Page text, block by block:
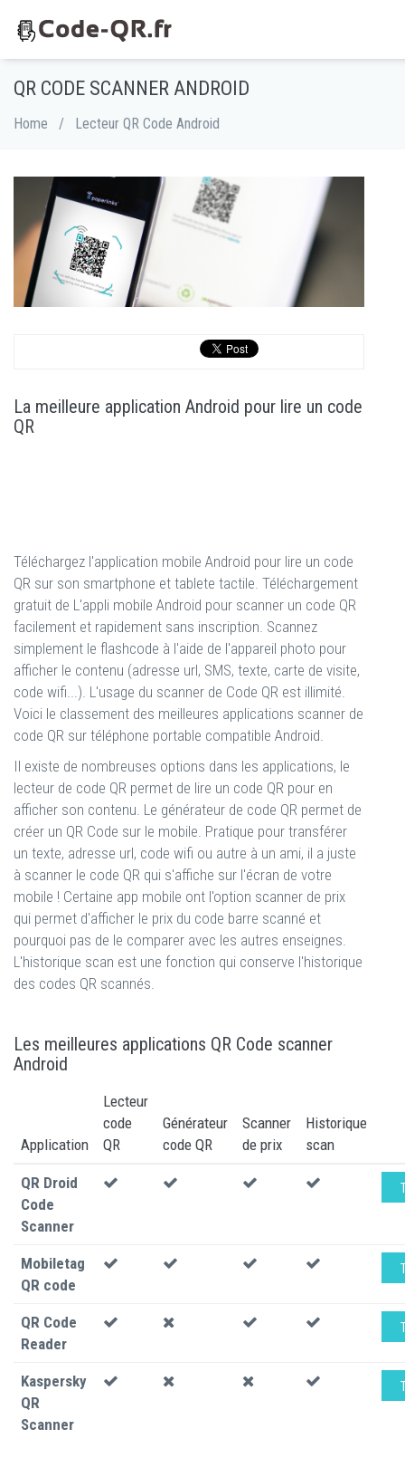
QR CODE SCANNER ANDROID
Home / Lecteur QR Code Android
La meilleure application Android pour lire un code
QR
Téléchargez l'application mobile Android pour lire un code
QR sur son smartphone et tablete tactile. Téléchargement
gratuit de L'appli mobile Android pour scanner un code QR
facilement et rapidement sans inscription. Scannez
simplement le flashcode à l'aide de l'appareil photo pour
afficher le contenu (adresse url, SMS, texte, carte de visite,
code wifi...). L'usage du scanner de Code QR est illimité.
Voici le classement des meilleures applications scanner de
code QR sur téléphone portable compatible Android.
Il existe de nombreuses options dans les applications, le
lecteur de code QR permet de lire un code QR pour en
afficher son contenu. Le générateur de code QR permet de
créer un QR Code sur le mobile. Pratique pour transférer
un texte, adresse url, code wifi ou autre à un ami, il a juste
à scanner le code QR qui s'affiche sur l'écran de votre
mobile ! Certaine app mobile ont l'option scanner de prix
qui permet d'afficher le prix du code barre scanné et
pourquoi pas de le comparer avec les autres enseignes.
L'historique scan est une fonction qui conserve l'historique
des codes QR scannés.
Les meilleures applications QR Code scanner
Android
Application
Lecteur
code
QR
Générateur
code QR
Scanner
de prix
Historique
scan
QR Droid
Code
Scanner
Mobiletag
QR code
QR Code
Reader
Kaspersky
QR
Scanner